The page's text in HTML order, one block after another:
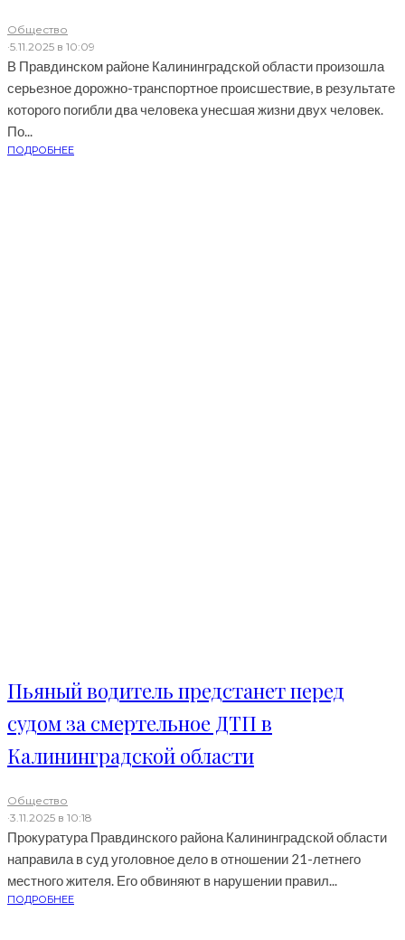
Общество
·5.11.2025 в 10:09
В Правдинском районе Калининградской области произошла
серьезное дорожно-транспортное происшествие, в результате
которого погибли два человека унесшая жизни двух человек.
По...
ПОДРОБНЕЕ
Пьяный водитель предстанет перед
судом за смертельное ДТП в
Калининградской области
Общество
·3.11.2025 в 10:18
Прокуратура Правдинского района Калининградской области
направила в суд уголовное дело в отношении 21-летнего
местного жителя. Его обвиняют в нарушении правил...
ПОДРОБНЕЕ